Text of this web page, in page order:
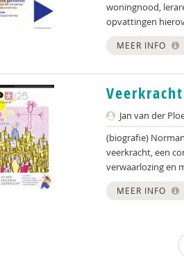
woningnood,
opvattingen
MEER INFO
Veerkracht
Jan van der
(biografie)
veerkracht, een
verwaarlozing en
MEER INFO